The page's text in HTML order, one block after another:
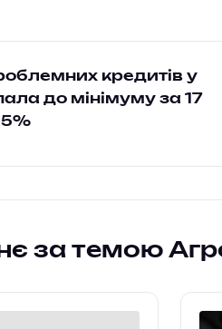
кредитів у
до мінімуму за 17
за темою